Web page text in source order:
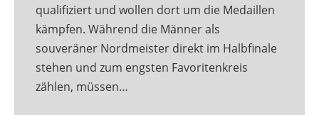
qualifiziert und wollen dort um die Medaillen
kämpfen. Während die Männer als
souveräner Nordmeister direkt im Halbfinale
stehen und zum engsten Favoritenkreis
zählen, müssen…